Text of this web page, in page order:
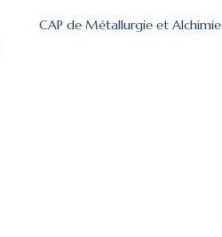
CAP de Métallurgie et Alchimie